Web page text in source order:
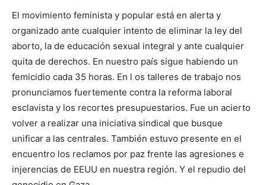
El movimiento feminista y popular está en alerta y
organizado ante cualquier intento de eliminar la ley del
aborto, la de educación sexual integral y ante cualquier
quita de derechos. En nuestro país sigue habiendo un
femicidio cada 35 horas. En l os talleres de trabajo nos
pronunciamos fuertemente contra la reforma laboral
esclavista y los recortes presupuestarios. Fue un acierto
volver a realizar una iniciativa sindical que busque
unificar a las centrales. También estuvo presente en el
encuentro los reclamos por paz frente las agresiones e
injerencias de EEUU en nuestra región. Y el repudio del